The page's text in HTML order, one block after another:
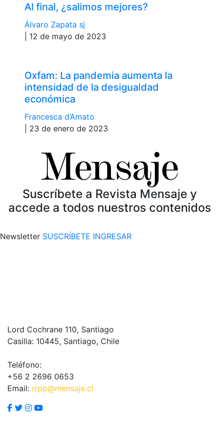
Al final, ¿salimos mejores?
Álvaro Zapata sj
| 12 de mayo de 2023
Oxfam: La pandemia aumenta la
intensidad de la desigualdad
económica
Francesca d’Amato
| 23 de enero de 2023
Suscríbete a Revista Mensaje y
accede a todos nuestros contenidos
Newsletter SUSCRÍBETE INGRESAR
Lord Cochrane 110, Santiago
Casilla: 10445, Santiago, Chile
Teléfono:
+56 2 2696 0653
Email: rrpp@mensaje.cl